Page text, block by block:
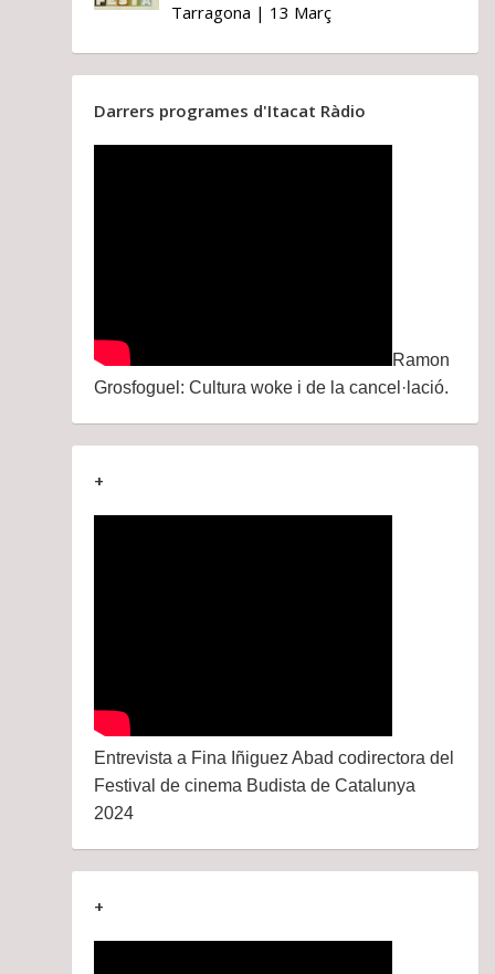
Tarragona | 13 Març
Darrers programes d'Itacat Ràdio
Ramon
Grosfoguel: Cultura woke i de la cancel·lació.
+
Entrevista a Fina Iñiguez Abad codirectora del
Festival de cinema Budista de Catalunya
2024
+